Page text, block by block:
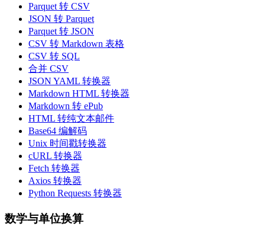
Parquet 转 CSV
JSON 转 Parquet
Parquet 转 JSON
CSV 转 Markdown 表格
CSV 转 SQL
合并 CSV
JSON YAML 转换器
Markdown HTML 转换器
Markdown 转 ePub
HTML 转纯文本邮件
Base64 编解码
Unix 时间戳转换器
cURL 转换器
Fetch 转换器
Axios 转换器
Python Requests 转换器
数学与单位换算